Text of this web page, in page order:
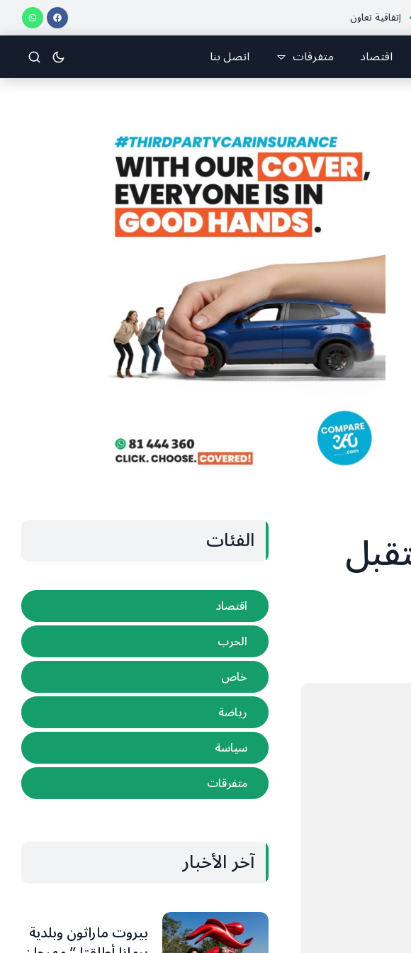
تعاون بين الإتحاد اللبناني للرياضات الجوّية وجمعية طيّاري ومدرّبي الطيران الشراعي فريق جازو للسباقات
اقتصاد متفرقات اتصل بنا
الفئات
اقتصاد
الحرب
خاص
رياضة
سياسة
متفرقات
آخر الأخبار
بيروت ماراثون وبلدية